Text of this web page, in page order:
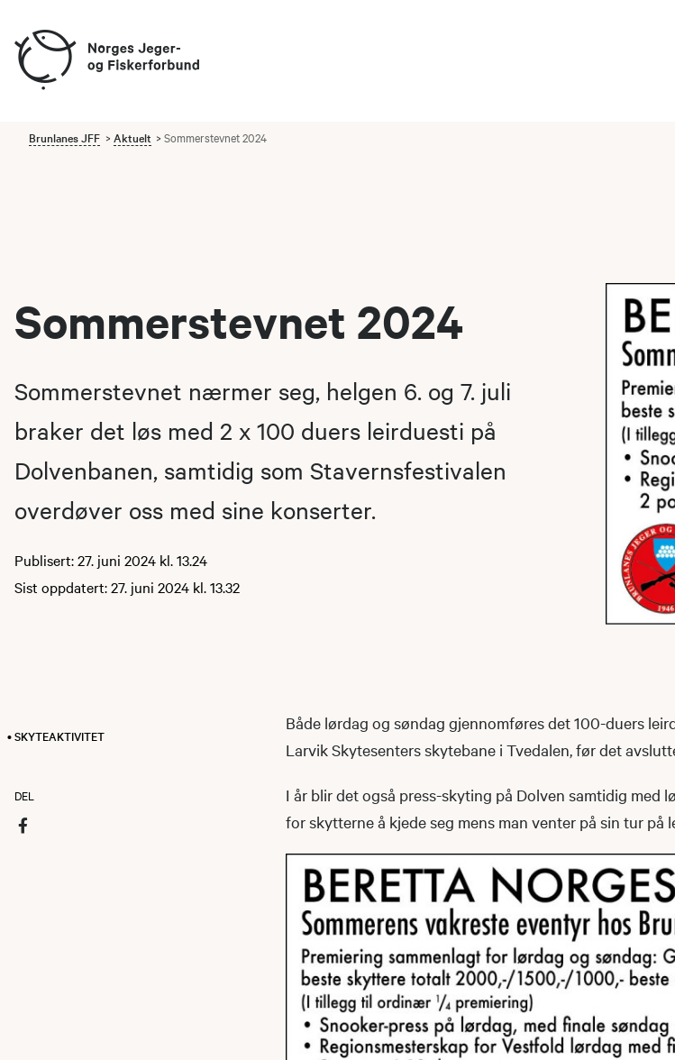
Brunlanes JFF Aktuelt Sommerstevnet 2024
Sommerstevnet 2024
Sommerstevnet nærmer seg, helgen 6. og 7. juli
braker det løs med 2 x 100 duers leirduesti på
Dolvenbanen, samtidig som Stavernsfestivalen
overdøver oss med sine konserter.
Publisert: 27. juni 2024 kl. 13.24
Sist oppdatert: 27. juni 2024 kl. 13.32
• SKYTEAKTIVITET
DEL
Både lørdag og søndag gjennomføres det 100-duers
Larvik Skytesenters skytebane i Tvedalen, før det
I år blir det også press-skyting på Dolven samtidig med
for skytterne å kjede seg mens man venter på sin tur på